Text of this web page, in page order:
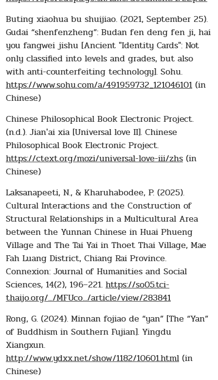
Buting xiaohua bu shuijiao. (2021, September 25).
Gudai “shenfenzheng”: Budan fen deng fen ji, hai
you fangwei jishu [Ancient "Identity Cards": Not
only classified into levels and grades, but also
with anti-counterfeiting technology]. Sohu.
https://www.sohu.com/a/491959732_121046101 (in
Chinese)
Chinese Philosophical Book Electronic Project.
(n.d.). Jian'ai xia [Universal love II]. Chinese
Philosophical Book Electronic Project.
https://ctext.org/mozi/universal-love-iii/zhs (in
Chinese)
Laksanapeeti, N., & Kharuhabodee, P. (2025).
Cultural Interactions and the Construction of
Structural Relationships in a Multicultural Area
between the Yunnan Chinese in Huai Phueng
Village and The Tai Yai in Thoet Thai Village, Mae
Fah Luang District, Chiang Rai Province.
Connexion: Journal of Humanities and Social
Sciences, 14(2), 196–221. https://so05.tci-
thaijo.org/.../MFUco.../article/view/283841
Rong, G. (2024). Minnan fojiao de “yan” [The “Yan”
of Buddhism in Southern Fujian]. Yingdu
Xiangxun.
http://www.ydxx.net/show/1182/10601.html (in
Chinese)